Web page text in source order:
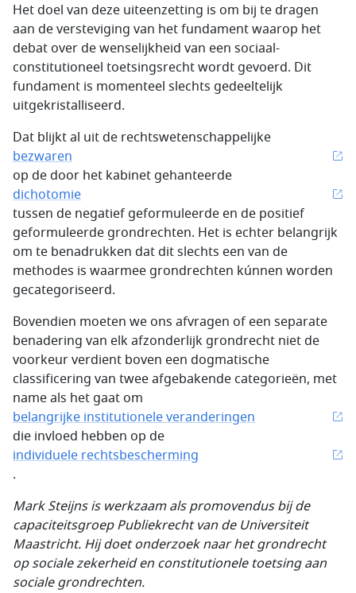
Het doel van deze uiteenzetting is om bij te dragen
aan de versteviging van het fundament waarop het
debat over de wenselijkheid van een sociaal-
constitutioneel toetsingsrecht wordt gevoerd. Dit
fundament is momenteel slechts gedeeltelijk
uitgekristalliseerd.
Dat blijkt al uit de rechtswetenschappelijke
bezwaren
op de door het kabinet gehanteerde
dichotomie
tussen de negatief geformuleerde en de positief
geformuleerde grondrechten. Het is echter belangrijk
om te benadrukken dat dit slechts een van de
methodes is waarmee grondrechten kúnnen worden
gecategoriseerd.
Bovendien moeten we ons afvragen of een separate
benadering van elk afzonderlijk grondrecht niet de
voorkeur verdient boven een dogmatische
classificering van twee afgebakende categorieën, met
name als het gaat om
belangrijke institutionele veranderingen
die invloed hebben op de
individuele rechtsbescherming
.
Mark Steijns is werkzaam als promovendus bij de
capaciteitsgroep Publiekrecht van de Universiteit
Maastricht. Hij doet onderzoek naar het grondrecht
op sociale zekerheid en constitutionele toetsing aan
sociale grondrechten.